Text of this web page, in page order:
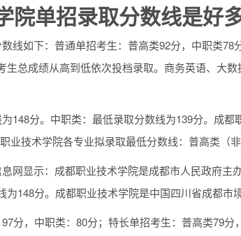
院单招录取分数线是好
线如下：普通单招考生：普高类92分，中职类
生总成绩从高到低依次投档录取。商务英语、大
148分。中职类：最低录取分数线为139分。成
业技术学院各专业拟录取最低分数线：普高类（
网显示：成都职业技术学院是成都市人民政府主
148分。成都职业技术学院是中国四川省成都市
分，中职类：80分；特长单招考生：普高类79